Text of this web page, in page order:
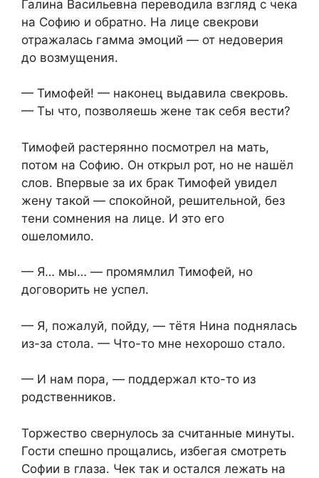
Галина Васильевна переводила взгляд с чека
на Софию и обратно. На лице свекрови
отражалась гамма эмоций — от недоверия
до возмущения.
— Тимофей! — наконец выдавила свекровь.
— Ты что, позволяешь жене так себя вести?
Тимофей растерянно посмотрел на мать,
потом на Софию. Он открыл рот, но не нашёл
слов. Впервые за их брак Тимофей увидел
жену такой — спокойной, решительной, без
тени сомнения на лице. И это его
ошеломило.
— Я… мы… — промямлил Тимофей, но
договорить не успел.
— Я, пожалуй, пойду, — тётя Нина поднялась
из-за стола. — Что-то мне нехорошо стало.
— И нам пора, — поддержал кто-то из
родственников.
Торжество свернулось за считанные минуты.
Гости спешно прощались, избегая смотреть
Софии в глаза. Чек так и остался лежать на